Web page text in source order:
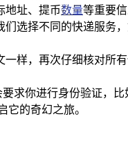
地址、提币数量等重要
选择不同的快递服
样，再次仔细核对所
求你进行身份验证，
它的奇幻之旅。